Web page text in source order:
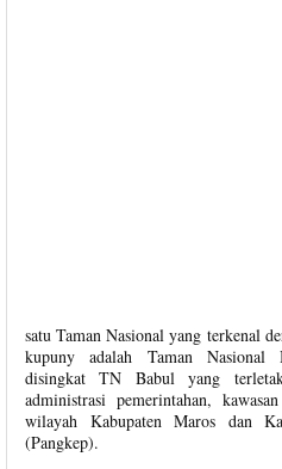
satu Taman Nasional yang terkenal
kupuny adalah Taman Nasional
disingkat TN Babul yang
administrasi pemerintahan,
wilayah Kabupaten Maros dan
(Pangkep).